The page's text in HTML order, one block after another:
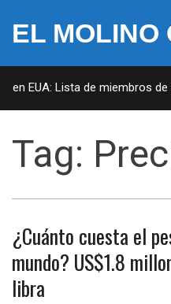
EL MOLINO
EUA: Lista de miembros de
Tag:
¿Cuánto cuesta el
mundo? US$1.8
libra